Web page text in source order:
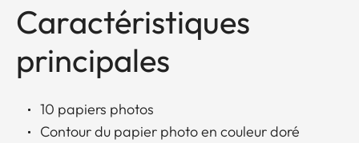
Caractéristiques
principales
10 papiers photos
Contour du papier photo en couleur doré